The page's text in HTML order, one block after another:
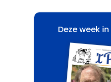
Deze week in